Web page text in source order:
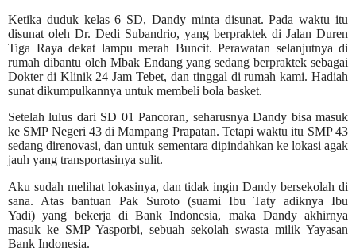
Ketika duduk kelas 6 SD, Dandy minta disunat. Pada waktu itu
disunat oleh Dr. Dedi Subandrio, yang berpraktek di Jalan Duren
Tiga Raya dekat lampu merah Buncit. Perawatan selanjutnya di
rumah dibantu oleh Mbak Endang yang sedang berpraktek sebagai
Dokter di Klinik 24 Jam Tebet, dan tinggal di rumah kami. Hadiah
sunat dikumpulkannya untuk membeli bola basket.
Setelah lulus dari SD 01 Pancoran, seharusnya Dandy bisa masuk
ke SMP Negeri 43 di Mampang Prapatan. Tetapi waktu itu SMP 43
sedang direnovasi, dan untuk sementara dipindahkan ke lokasi agak
jauh yang transportasinya sulit.
Aku sudah melihat lokasinya, dan tidak ingin Dandy bersekolah di
sana. Atas bantuan Pak Suroto (suami Ibu Taty adiknya Ibu
Yadi) yang bekerja di Bank Indonesia, maka Dandy akhirnya
masuk ke SMP Yasporbi, sebuah sekolah swasta milik Yayasan
Bank Indonesia.